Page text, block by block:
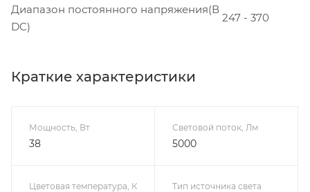
Диапазон постоянного напряжения(В
DC)
247 - 370
Краткие характеристики
Мощность, Вт
38
Световой поток, Лм
5000
Цветовая температура, К Тип источника света